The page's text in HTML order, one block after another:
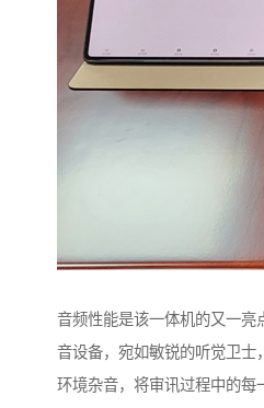
音频性能是该一体机的又一亮
音设备，宛如敏锐的听觉卫士
环境杂音，将审讯过程中的每